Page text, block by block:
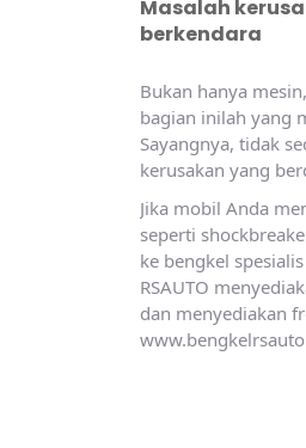
Masalah
berkendara
Bukan hanya
bagian inilah yang
Sayangnya, tidak
kerusakan yang
Jika mobil Anda
seperti
ke bengkel
RSAUTO
dan menyediakan